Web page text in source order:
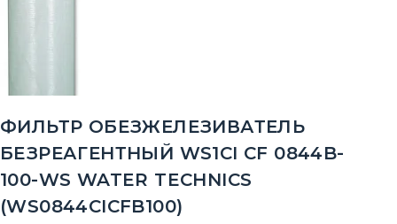
ФИЛЬТР ОБЕЗЖЕЛЕЗИВАТЕЛЬ
БЕЗРЕАГЕНТНЫЙ WS1CI CF 0844B-
100-WS WATER TECHNICS
(WS0844CICFB100)